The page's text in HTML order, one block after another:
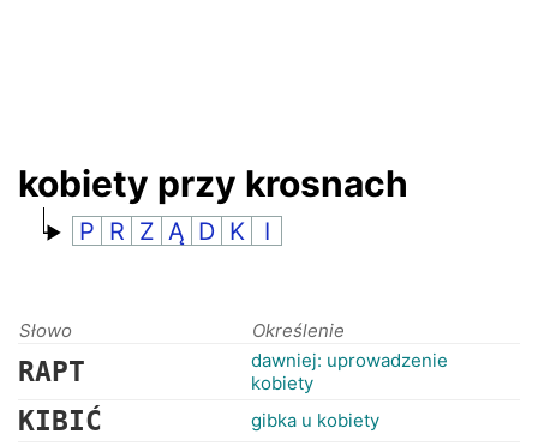
kobiety przy krosnach
P R Z Ą D K I
Słowo Określenie
RAPT
dawniej: uprowadzenie
kobiety
KIBIĆ gibka u kobiety